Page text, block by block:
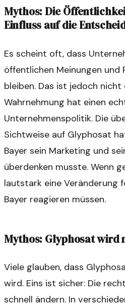
Mythos: Die
Einfluss auf die
Es scheint oft, dass
öffentlichen Meinungen
bleiben. Das ist jedoch nicht
Wahrnehmung hat einen
Unternehmenspolitik. Die
Sichtweise auf Glyphosat
Bayer sein Marketing und
überdenken musste. Wenn
lautstark eine Veränderung
Bayer reagieren müssen.
Mythos: Glyphosat wird
Viele glauben, dass
wird. Eins ist sicher: Die
schnell ändern. In